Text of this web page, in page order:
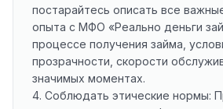
постарайтесь описать все
опыта с МФО «Реально деньги
процессе получения займа,
прозрачности, скорости
значимых моментах.
4. Соблюдать этические нормы: